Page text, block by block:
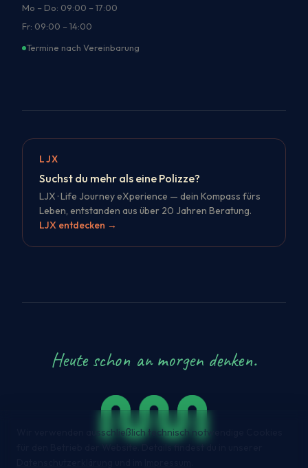
Mo – Do: 09:00 – 17:00
Fr: 09:00 – 14:00
Termine nach Vereinbarung
LJX
Suchst du mehr als eine Polizze?
LJX · Life Journey eXperience — dein Kompass fürs
Leben, entstanden aus über 20 Jahren Beratung.
LJX entdecken →
Heute schon an morgen denken.
Wir verwenden ausschließlich technisch notwendige Cookies
für den Betrieb der Website. Details findest du in unserer